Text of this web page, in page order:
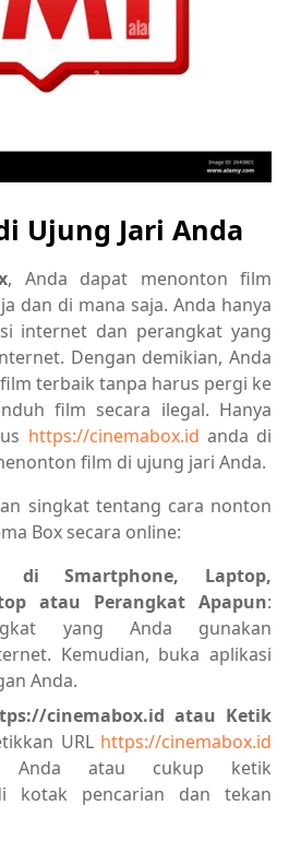
Ujung Jari Anda
, Anda dapat menonton film
dan di mana saja. Anda hanya
internet dan perangkat yang
Dengan demikian, Anda
terbaik tanpa harus pergi ke
film secara ilegal. Hanya
https://cinemabox.id anda di
film di ujung jari Anda.
singkat tentang cara nonton
Box secara online:
di Smartphone, Laptop,
atau Perangkat Apapun:
yang Anda gunakan
Kemudian, buka aplikasi
Anda.
cinemabox.id atau Ketik
URL https://cinemabox.id
Anda atau cukup ketik
kotak pencarian dan tekan